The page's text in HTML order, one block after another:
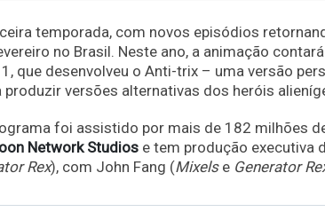
temporada, com novos episódios
no Brasil. Neste ano, a animação
que desenvolveu o Anti-trix – uma versão
versões alternativas dos heróis
foi assistido por mais de 182 milhões
Network Studios e tem produção executiva
Rex), com John Fang (Mixelse Generator